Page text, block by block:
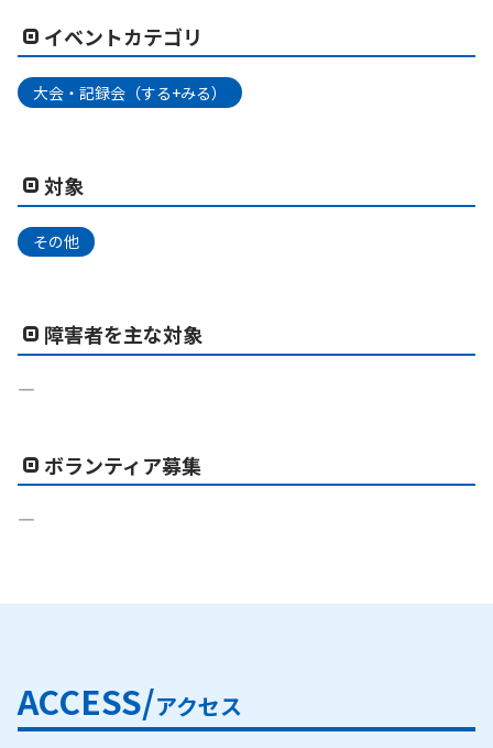
イベントカテゴリ
大会・記録会（する+みる）
対象
その他
障害者を主な対象
―
ボランティア募集
―
ACCESS/アクセス